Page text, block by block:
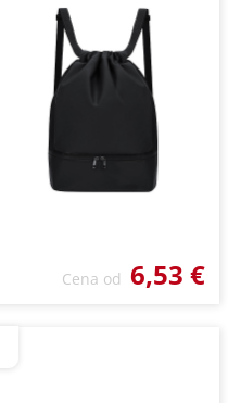
Cena od 6,53 €